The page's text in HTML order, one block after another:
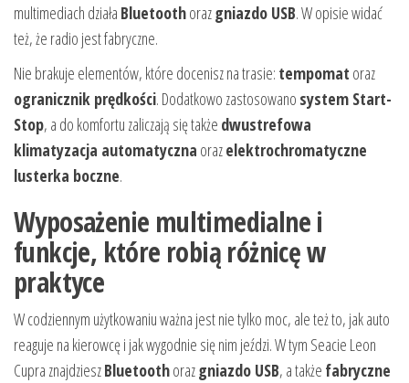
multimediach działa Bluetoothorazgniazdo USB. W opisie widać
też, że radio jest fabryczne.
Nie brakuje elementów, które docenisz na trasie: tempomat oraz
ogranicznik prędkości. Dodatkowo zastosowano system Start-
Stop, a do komfortu zaliczają się także dwustrefowa
klimatyzacja automatyczna orazelektrochromatyczne
lusterka boczne.
Wyposażenie multimedialne i
funkcje, które robią różnicę w
praktyce
W codziennym użytkowaniu ważna jest nie tylko moc, ale też to, jak auto
reaguje na kierowcę i jak wygodnie się nim jeździ. W tym Seacie Leon
Cupra znajdzieszBluetoothorazgniazdo USB, a także fabryczne